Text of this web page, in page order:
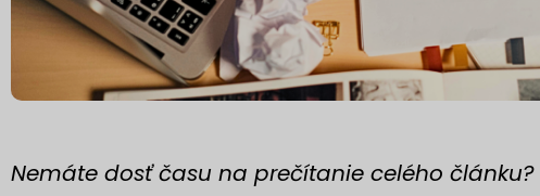
Nemáte dosť času na prečítanie celého